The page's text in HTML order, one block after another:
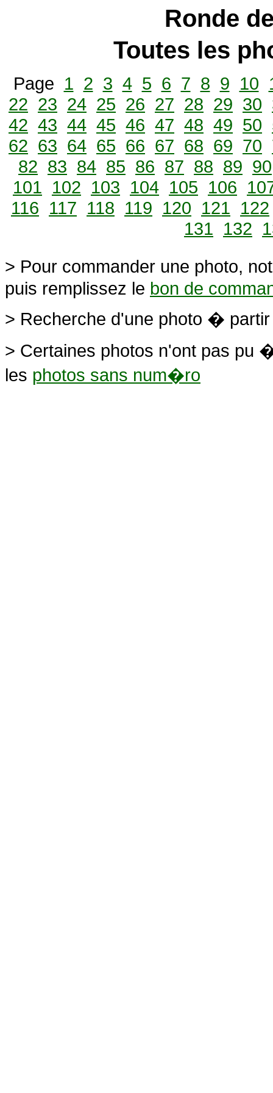
Ronde
Toutes les
Page 1 2 3 4 5 6 7 8 9 10
22 23 24 25 26 27 28 29 30
42 43 44 45 46 47 48 49 50
62 63 64 65 66 67 68 69 70
82 83 84 85 86 87 88 89 90
101 102 103 104 105 106
116 117 118 119 120 121 122
131 132
> Pour commander une photo,
puis remplissez le bon de
> Recherche d'une photo �
> Certaines photos n'ont pas
les photos sans num�ro